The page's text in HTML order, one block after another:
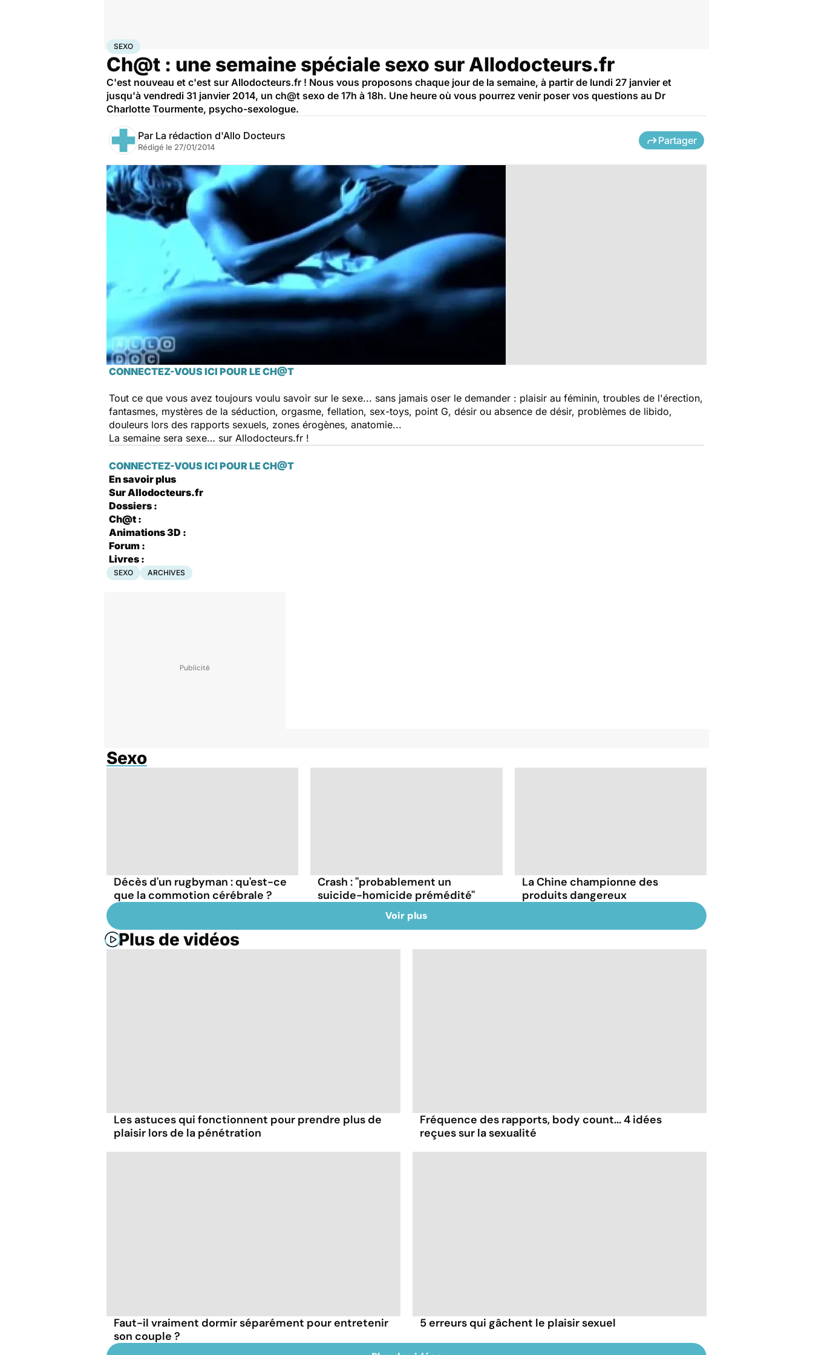
AccueilBien-être
SEXO
Ch@t : une semaine spéciale sexo sur Allodocteurs.fr
C'est nouveau et c'est sur Allodocteurs.fr ! Nous vous proposons chaque jour de la semaine, à partir de lundi 27 janvier et
jusqu'à vendredi 31 janvier 2014, un ch@t sexo de 17h à 18h. Une heure où vous pourrez venir poser vos questions au Dr
Charlotte Tourmente, psycho-sexologue.
Par La rédaction d'Allo Docteurs
Rédigé le 27/01/2014
Partager
CONNECTEZ-VOUS ICI POUR LE CH@T
Tout ce que vous avez toujours voulu savoir sur le sexe... sans jamais oser le demander : plaisir au féminin, troubles de l'érection,
fantasmes, mystères de la séduction, orgasme, fellation, sex-toys, point G, désir ou absence de désir, problèmes de libido,
douleurs lors des rapports sexuels, zones érogènes, anatomie...
La semaine sera sexe… sur Allodocteurs.fr !
CONNECTEZ-VOUS ICI POUR LE CH@T
En savoir plus
Sur Allodocteurs.fr
Dossiers :
Ch@t :
Animations 3D :
Forum :
Livres :
SEXO ARCHIVES
Sexo
Décès d'un rugbyman : qu'est-ce
que la commotion cérébrale ?
Crash : ''probablement un
suicide-homicide prémédité''
La Chine championne des
produits dangereux
Voir plus
Plus de vidéos
Les astuces qui fonctionnent pour prendre plus de
plaisir lors de la pénétration
Fréquence des rapports, body count... 4 idées
reçues sur la sexualité
Faut-il vraiment dormir séparément pour entretenir
son couple ?
5 erreurs qui gâchent le plaisir sexuel